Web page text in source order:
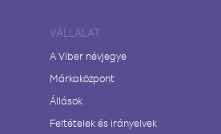
VÁLLALAT
A Viber névjegye
Márkaközpont
Állások
Feltételek és irányelvek